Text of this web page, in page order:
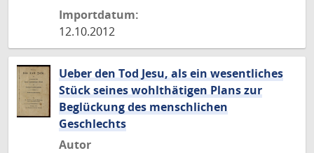
Importdatum:
12.10.2012
Ueber den Tod Jesu, als ein wesentliches
Stück seines wohlthätigen Plans zur
Beglückung des menschlichen
Geschlechts
Autor